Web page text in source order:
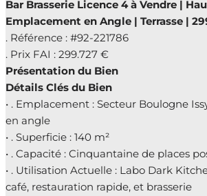
Bar Brasserie Licence 4 à Vendre |
Emplacement en Angle | Terrasse |
. Référence : #92-221786
. Prix FAI : 299.727 €
Présentation du Bien
Détails Clés du Bien
• . Emplacement : Secteur Boulogne
en angle
• . Superficie : 140 m²
• . Capacité : Cinquantaine de places
• . Utilisation Actuelle : Labo Dark
café, restauration rapide, et brasserie